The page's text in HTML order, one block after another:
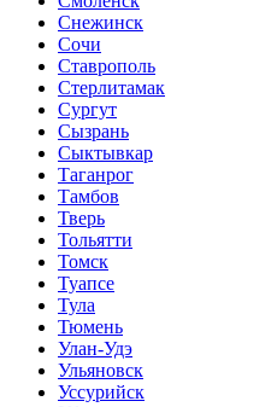
Снежинск
Сочи
Ставрополь
Стерлитамак
Сургут
Сызрань
Сыктывкар
Таганрог
Тамбов
Тверь
Тольятти
Томск
Туапсе
Тула
Тюмень
Улан-Удэ
Ульяновск
Уссурийск